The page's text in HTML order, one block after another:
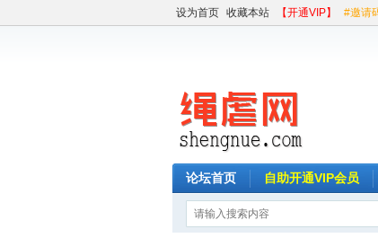
设为首页 收藏本站 【开通VIP】 #邀请
论坛首页 自助开通VIP会员